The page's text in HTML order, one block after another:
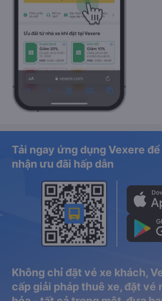
Tải ngay ứng dụng Vexere
nhận ưu đãi hấp dẫn
Không chỉ đặt vé xe khách,
cấp giải pháp thuê xe, đặt vé